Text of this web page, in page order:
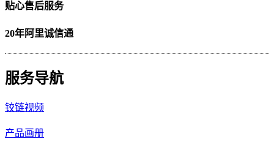
贴心售后服务
20年阿里诚信通
服务导航
铰链视频
产品画册